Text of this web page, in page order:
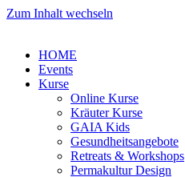
Zum Inhalt wechseln
HOME
Events
Kurse
Online Kurse
Kräuter Kurse
GAIA Kids
Gesundheitsangebote
Retreats & Workshops
Permakultur Design